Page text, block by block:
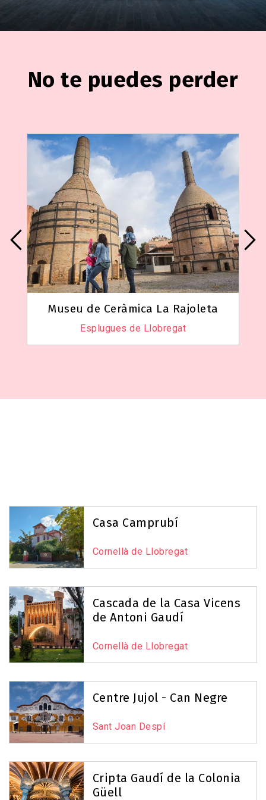
No te puedes perder
Museu de Ceràmica La Rajoleta
Esplugues de Llobregat
Casa Camprubí
Cornellà de Llobregat
Cascada de la Casa Vicens
de Antoni Gaudí
Cornellà de Llobregat
Centre Jujol - Can Negre
Sant Joan Despí
Cripta Gaudí de la Colonia
Güell